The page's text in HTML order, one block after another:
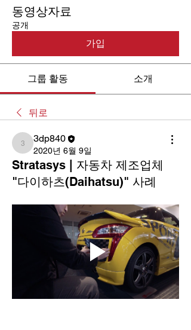
동영상자료
공개
가입
그룹 활동 소개
뒤로
3dp840
3dp840
2020년 6월 9일
Stratasys | 자동차 제조업체
"다이하츠(Daihatsu)" 사례